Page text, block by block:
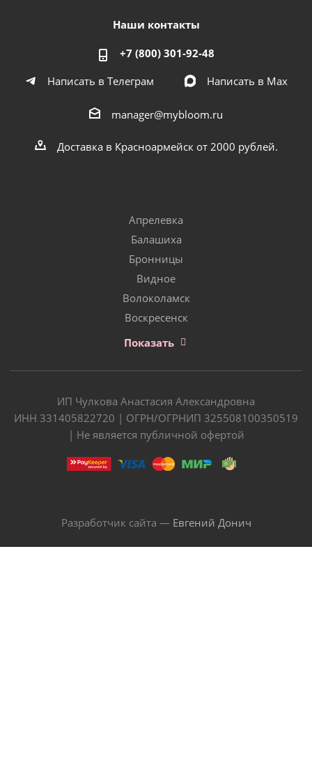
Наши контакты
+7 (800) 301-92-48
Написать в Телеграм
Написать в Мах
manager@mybloom.ru
Доставка в Красноармейск от 2000 рублей.
Апрелевка
Балашиха
Бронницы
Видное
Волоколамск
Воскресенск
Показать
ИП Чулкова Анастасия Александровна
ИНН 331405822720 | ОГРН/ОГРНИП 325508100350519
| Не является публичной офертой
Разработчик сайта — Евгений Донич